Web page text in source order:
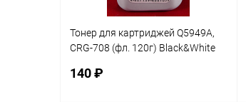
Тонер для картриджей Q5949A,
CRG-708 (фл. 120г) Black&White
140 ₽